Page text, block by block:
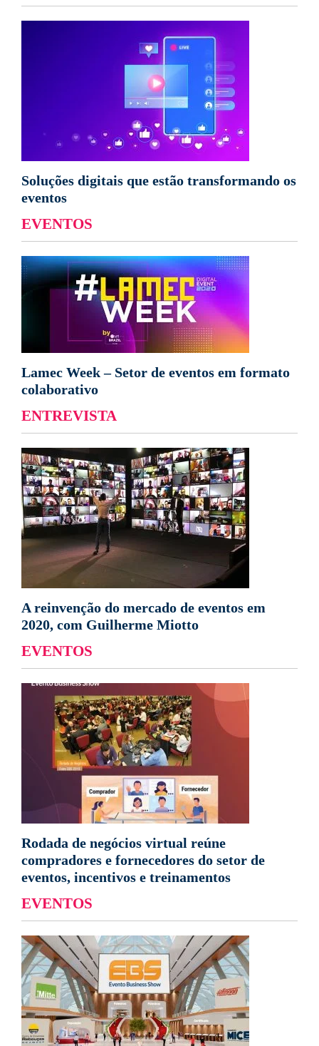
Soluções digitais que estão transformando os
eventos
EVENTOS
Lamec Week – Setor de eventos em formato
colaborativo
ENTREVISTA
A reinvenção do mercado de eventos em
2020, com Guilherme Miotto
EVENTOS
Rodada de negócios virtual reúne
compradores e fornecedores do setor de
eventos, incentivos e treinamentos
EVENTOS